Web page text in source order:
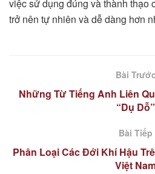
việc sử dụng đúng và thành thạo
trở nên tự nhiên và dễ dàng hơn
Bài Trước
Những Từ Tiếng Anh Liên
“Dụ Dỗ”
Bài Tiếp
Phân Loại Các Đới Khí Hậu
Việt